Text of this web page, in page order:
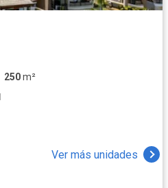
250m²
Ver más unidades